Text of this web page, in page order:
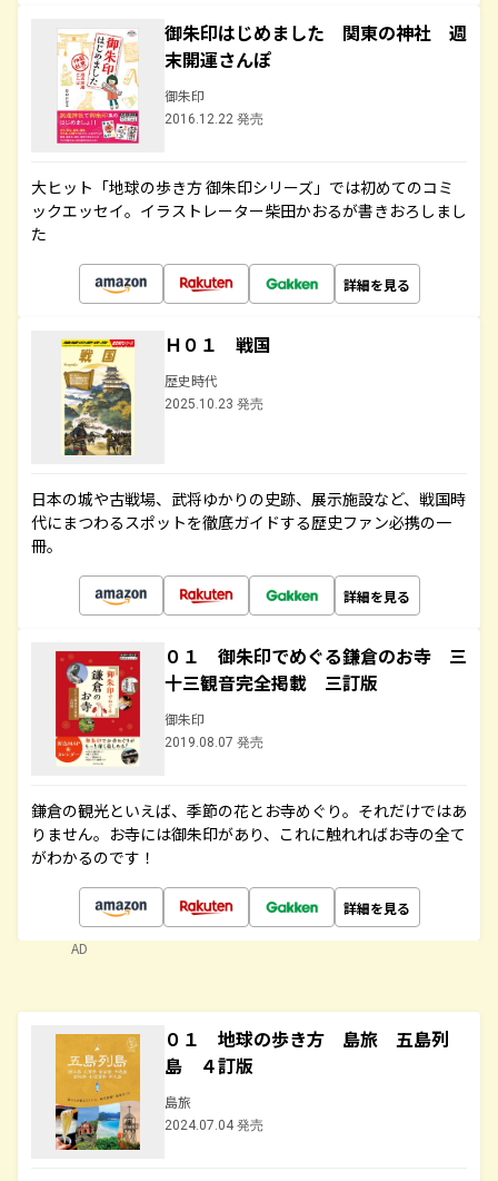
御朱印はじめました 関東の神社 週
末開運さんぽ
御朱印
2016.12.22 発売
大ヒット「地球の歩き方 御朱印シリーズ」では初めてのコミ
ックエッセイ。イラストレーター柴田かおるが書きおろしまし
た
詳細を見る
Ｈ０１ 戦国
歴史時代
2025.10.23 発売
日本の城や古戦場、武将ゆかりの史跡、展示施設など、戦国時
代にまつわるスポットを徹底ガイドする歴史ファン必携の一
冊。
詳細を見る
０１ 御朱印でめぐる鎌倉のお寺 三
十三観音完全掲載 三訂版
御朱印
2019.08.07 発売
鎌倉の観光といえば、季節の花とお寺めぐり。それだけではあ
りません。お寺には御朱印があり、これに触れればお寺の全て
がわかるのです！
詳細を見る
AD
０１ 地球の歩き方 島旅 五島列
島 ４訂版
島旅
2024.07.04 発売